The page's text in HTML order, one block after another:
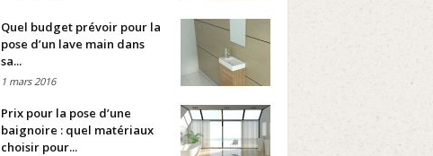
Quel budget prévoir pour la
pose d’un lave main dans
sa...
1 mars 2016
Prix pour la pose d’une
baignoire : quel matériaux
choisir pour...